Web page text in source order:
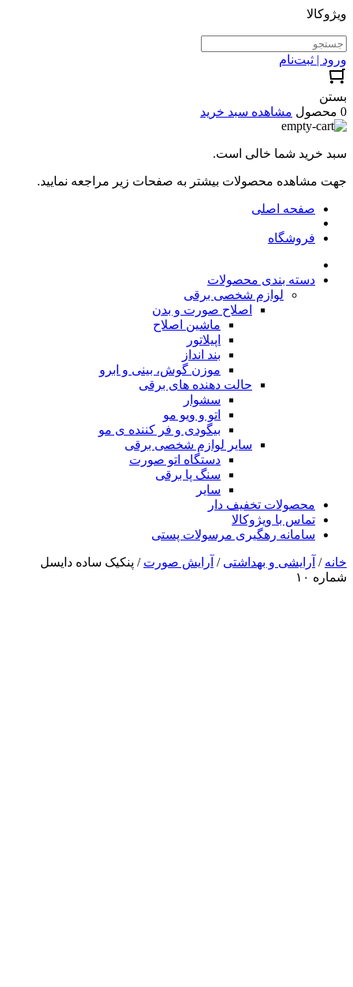
ویژوکالا
ورود | ثبت‌نام
بستن
0 محصول
مشاهده سبد خرید
سبد خرید شما خالی است.
جهت مشاهده محصولات بیشتر به صفحات زیر مراجعه نمایید.
صفحه اصلی
فروشگاه
دسته بندی محصولات
لوازم شخصی برقی
اصلاح صورت و بدن
ماشین اصلاح
اپیلاتور
بند انداز
موزن گوش، بینی و ابرو
حالت دهنده های برقی
سشوار
اتو و ویو مو
بیگودی و فر کننده ی مو
سایر لوازم شخصی برقی
دستگاه اتو صورت
سنگ پا برقی
سایر
محصولات تخفیف دار
تماس با ویژوکالا
سامانه رهگیری مرسولات پستی
خانه / آرایشی و بهداشتی / آرایش صورت / پنکیک ساده دایسل
شماره ۱۰